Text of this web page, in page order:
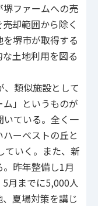
ファームへの売
却範囲から除く
堺市が取得する
土地利用を図る
類似施設として
」というものが
いている。全く一
ーベストの丘と
ていく。また、新
昨年整備し1月
月までに5,000人
夏場対策を講じ